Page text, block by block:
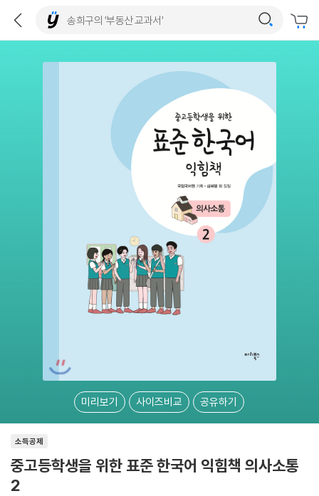
미리보기 사이즈비교 공유하기
소득공제
중고등학생을 위한 표준 한국어 익힘책 의사소통
2